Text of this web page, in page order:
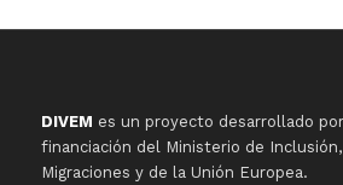
DIVEM es un proyecto desarrollado
financiación del Ministerio de
Migraciones y de la Unión Europea.